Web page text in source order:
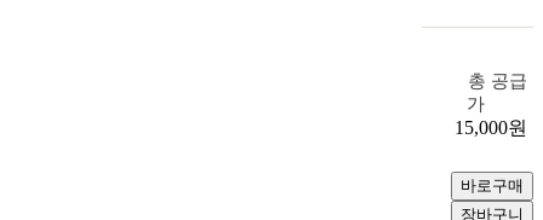
총 공급
가
15,000원